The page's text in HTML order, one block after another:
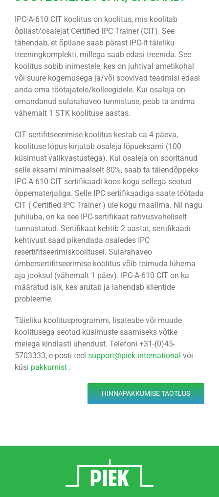
IPC-A-610 CIT koolitus on koolitus, mis koolitab
õpilast/osalejat Certified IPC Trainer (CIT). See
tähendab, et õpilane saab pärast IPC-lt täieliku
treeningkomplekti, millega saab edasi treenida. See
koolitus sobib inimestele, kes on juhtival ametikohal
või suure kogemusega ja/või soovivad teadmisi edasi
anda oma töötajatele/kolleegidele. Kui osaleja on
omandanud sularahaveo tunnistuse, peab ta andma
vähemalt 1 STK koolituse aastas.
CIT sertifitseerimise koolitus kestab ca 4 päeva,
koolituse lõpus kirjutab osaleja lõpueksami (100
küsimust valikvastustega). Kui osaleja on sooritanud
selle eksami minimaalselt 80%, saab ta täiendõppeks
IPC-A-610 CIT sertifikaadi koos kogu sellega seotud
õppematerjaliga. Selle IPC sertifikaadiga saate töötada
CIT ( Certified IPC Trainer ) üle kogu maailma. Nii nagu
juhiluba, on ka see IPC-sertifikaat rahvusvaheliselt
tunnustatud. Sertifikaat kehtib 2 aastat, sertifikaadi
kehtivust saad pikendada osaledes IPC
resertifitseerimiskoolitusel. Sularahaveo
ümbersertifitseerimise koolitus võib toimuda lühema
aja jooksul (vähemalt 1 päev). IPC-A-610 CIT on ka
määratud isik, kes arutab ja lahendab klientide
probleeme.
Täieliku koolitusprogrammi, lisateabe või muude
koolitusega seotud küsimuste saamiseks võtke
meiega kindlasti ühendust. Telefoni +31-(0)45-
5703333, e-posti teel support@piek.international või
küsi pakkumist.
HINNAPAKKUMISE TAOTLUS